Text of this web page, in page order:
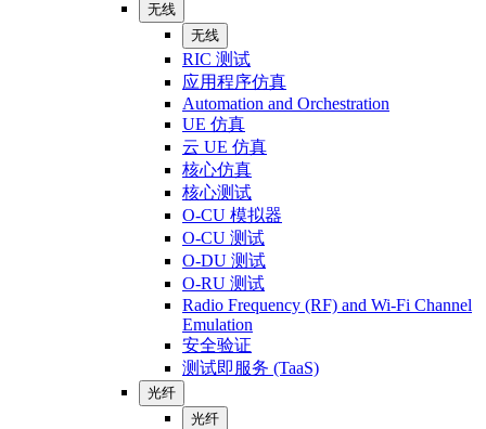
无线
无线
RIC 测试
应用程序仿真
Automation and Orchestration
UE 仿真
云 UE 仿真
核心仿真
核心测试
O-CU 模拟器
O-CU 测试
O-DU 测试
O-RU 测试
Radio Frequency (RF) and Wi-Fi Channel
Emulation
安全验证
测试即服务 (TaaS)
光纤
光纤